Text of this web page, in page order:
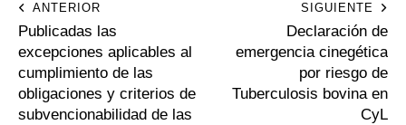
ANTERIOR
Publicadas las
excepciones aplicables al
cumplimiento de las
obligaciones y criterios de
subvencionabilidad de las
SIGUIENTE
Declaración de
emergencia cinegética
por riesgo de
Tuberculosis bovina en
CyL